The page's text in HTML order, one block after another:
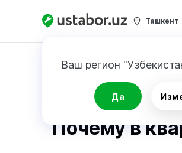
Ташкент
Ваш регион
Да
Главная Блог
Словарь ремонта
Почему в